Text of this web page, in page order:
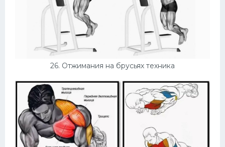
26. Отжимания на брусьях техника